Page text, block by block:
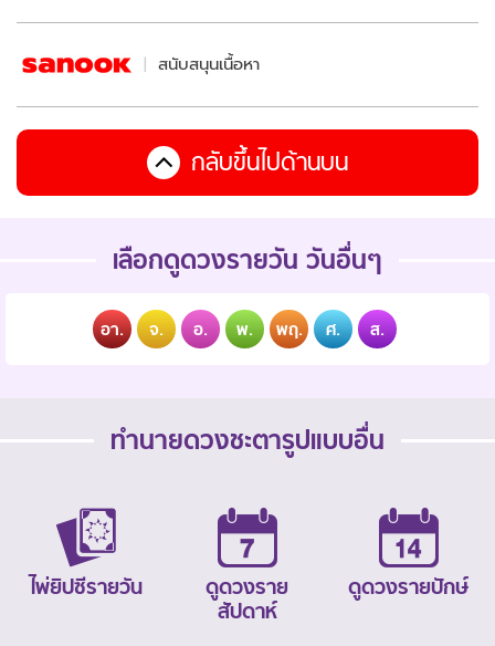
สนับสนุนเนื้อหา
กลับขึ้นไปด้านบน
เลือกดูดวงรายวัน วันอื่นๆ
อา. จ. อ. พ. พฤ. ศ. ส.
ทำนายดวงชะตารูปแบบอื่น
ไพ่ยิปซีรายวัน
ดูดวงราย
สัปดาห์
ดูดวงรายปักษ์